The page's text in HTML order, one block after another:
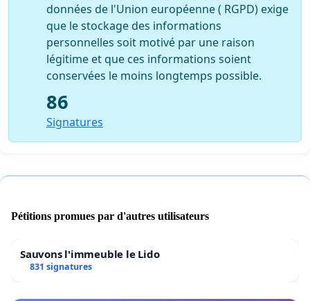
D'AUTRES ÉVÉNEMENTS ONT EU LIEU, POUR VISIONNER
L'ARTICLE AU COMPLET C'EST ICI
https://www.lequotidien.com/actualites/presumee-
cruaute-animale-a-falardeau-dex-employees-du-zoo-
decrivent-lhorreur-
f52b036472f5fa084b0e67090429e839
données de l'Union européenne ( RGPD) exige
que le stockage des informations
personnelles soit motivé par une raison
légitime et que ces informations soient
conservées le moins longtemps possible.
86
Signatures
Pétitions promues par d'autres utilisateurs
Sauvons l'immeuble le Lido
831 signatures